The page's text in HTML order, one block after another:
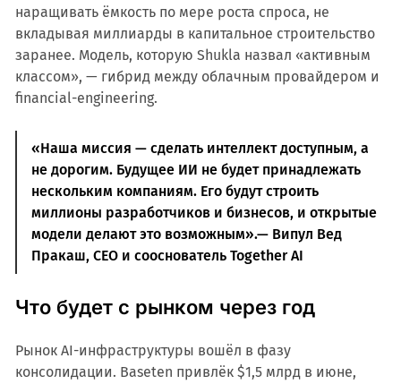
наращивать ёмкость по мере роста спроса, не
вкладывая миллиарды в капитальное строительство
заранее. Модель, которую Shukla назвал «активным
классом», — гибрид между облачным провайдером и
financial-engineering.
«Наша миссия — сделать интеллект доступным, а
не дорогим. Будущее ИИ не будет принадлежать
нескольким компаниям. Его будут строить
миллионы разработчиков и бизнесов, и открытые
модели делают это возможным».— Випул Вед
Пракаш, CEO и сооснователь Together AI
Что будет с рынком через год
Рынок AI-инфраструктуры вошёл в фазу
консолидации. Baseten привлёк $1,5 млрд в июне,